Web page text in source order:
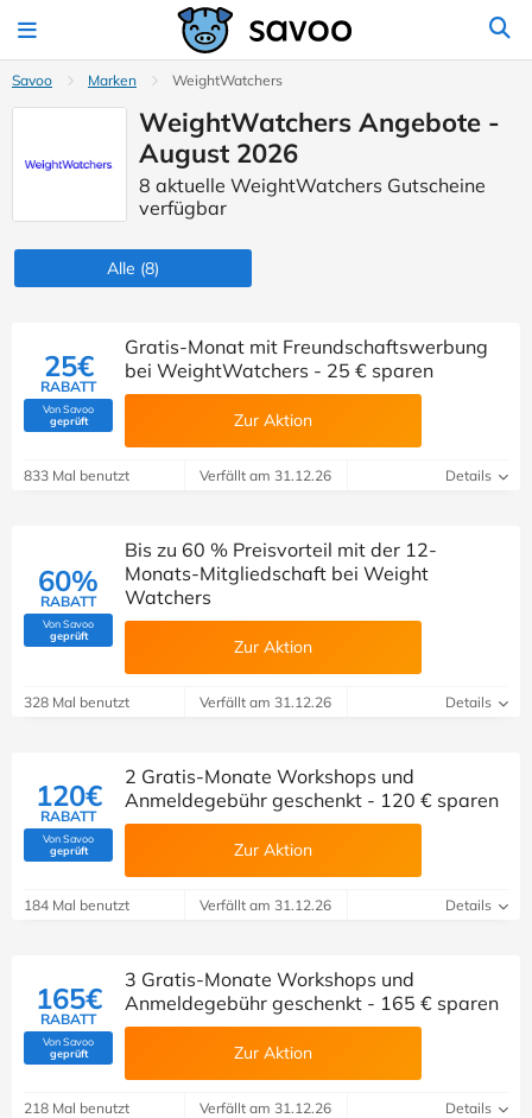
Savoo Marken WeightWatchers
WeightWatchers Angebote -
August 2026
8 aktuelle WeightWatchers Gutscheine
verfügbar
Alle (8)
25€
RABATT
Von Savoo
geprüft(Von Savoo geprüft)
Gratis-Monat mit Freundschaftswerbung
bei WeightWatchers - 25 € sparen
Zur Aktion
833 Mal benutzt Verfällt am 31.12.26 Details
60%
RABATT
Von Savoo
geprüft(Von Savoo geprüft)
Bis zu 60 % Preisvorteil mit der 12-
Monats-Mitgliedschaft bei Weight
Watchers
Zur Aktion
328 Mal benutzt Verfällt am 31.12.26 Details
120€
RABATT
Von Savoo
geprüft(Von Savoo geprüft)
2 Gratis-Monate Workshops und
Anmeldegebühr geschenkt - 120 € sparen
Zur Aktion
184 Mal benutzt Verfällt am 31.12.26 Details
165€
RABATT
Von Savoo
geprüft(Von Savoo geprüft)
3 Gratis-Monate Workshops und
Anmeldegebühr geschenkt - 165 € sparen
Zur Aktion
218 Mal benutzt Verfällt am 31.12.26 Details